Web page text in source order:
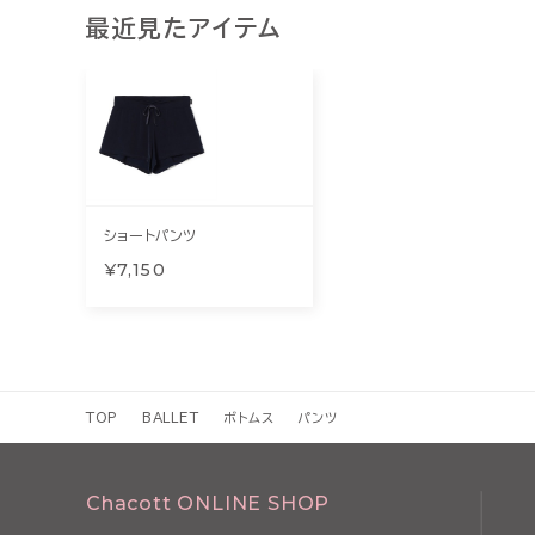
最近見たアイテム
ショートパンツ
¥7,150
TOP BALLET ボトムス パンツ
Chacott ONLINE SHOP